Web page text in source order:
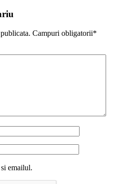
Campuri obligatorii*
emailul.